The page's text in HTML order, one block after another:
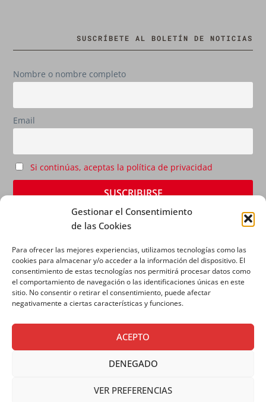
Gestionar el Consentimiento
de las Cookies
Para ofrecer las mejores experiencias, utilizamos tecnologías como las
cookies para almacenar y/o acceder a la información del dispositivo. El
consentimiento de estas tecnologías nos permitirá procesar datos como
el comportamiento de navegación o las identificaciones únicas en este
sitio. No consentir o retirar el consentimiento, puede afectar
negativamente a ciertas características y funciones.
ACEPTO
DENEGADO
VER PREFERENCIAS
SUSCRÍBETE AL BOLETÍN DE NOTICIAS
Nombre o nombre completo
Email
Si continúas, aceptas la política de privacidad
AVISO LEGAL|POLÍTICA DE PRIVACIDAD|